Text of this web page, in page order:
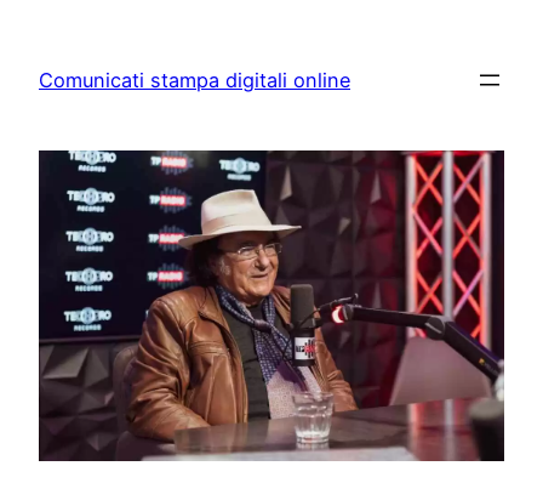
content
Comunicati stampa digitali online